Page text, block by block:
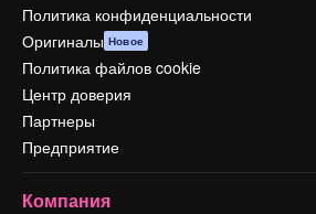
Политика конфиденциальности
Оригиналы Новое
Политика файлов cookie
Центр доверия
Партнеры
Предприятие
Компания